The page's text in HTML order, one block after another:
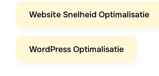
Website Snelheid Optimalisatie
WordPress Optimalisatie